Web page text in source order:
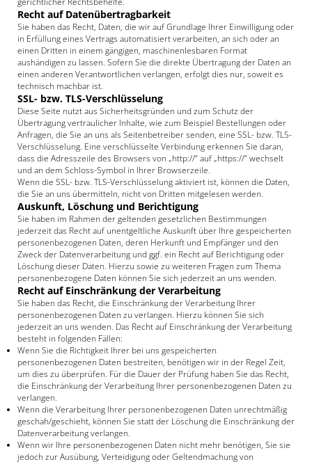
Recht auf Daten­übertrag­barkeit
Sie haben das Recht, Daten, die wir auf Grundlage Ihrer Einwilligung oder
in Erfüllung eines Vertrags automatisiert verarbeiten, an sich oder an
einen Dritten in einem gängigen, maschinenlesbaren Format
aushändigen zu lassen. Sofern Sie die direkte Übertragung der Daten an
einen anderen Verantwortlichen verlangen, erfolgt dies nur, soweit es
technisch machbar ist.
SSL- bzw. TLS-Verschlüsselung
Diese Seite nutzt aus Sicherheitsgründen und zum Schutz der
Übertragung vertraulicher Inhalte, wie zum Beispiel Bestellungen oder
Anfragen, die Sie an uns als Seitenbetreiber senden, eine SSL- bzw. TLS-
Verschlüsselung. Eine verschlüsselte Verbindung erkennen Sie daran,
dass die Adresszeile des Browsers von „http://“ auf „https://“ wechselt
und an dem Schloss-Symbol in Ihrer Browserzeile.
Wenn die SSL- bzw. TLS-Verschlüsselung aktiviert ist, können die Daten,
die Sie an uns übermitteln, nicht von Dritten mitgelesen werden.
Auskunft, Löschung und Berichtigung
Sie haben im Rahmen der geltenden gesetzlichen Bestimmungen
jederzeit das Recht auf unentgeltliche Auskunft über Ihre gespeicherten
personenbezogenen Daten, deren Herkunft und Empfänger und den
Zweck der Datenverarbeitung und ggf. ein Recht auf Berichtigung oder
Löschung dieser Daten. Hierzu sowie zu weiteren Fragen zum Thema
personenbezogene Daten können Sie sich jederzeit an uns wenden.
Recht auf Einschränkung der Verarbeitung
Sie haben das Recht, die Einschränkung der Verarbeitung Ihrer
personenbezogenen Daten zu verlangen. Hierzu können Sie sich
jederzeit an uns wenden. Das Recht auf Einschränkung der Verarbeitung
besteht in folgenden Fällen:
Wenn Sie die Richtigkeit Ihrer bei uns gespeicherten
personenbezogenen Daten bestreiten, benötigen wir in der Regel Zeit,
um dies zu überprüfen. Für die Dauer der Prüfung haben Sie das Recht,
die Einschränkung der Verarbeitung Ihrer personenbezogenen Daten zu
verlangen.
Wenn die Verarbeitung Ihrer personenbezogenen Daten unrechtmäßig
geschah/geschieht, können Sie statt der Löschung die Einschränkung der
Datenverarbeitung verlangen.
Wenn wir Ihre personenbezogenen Daten nicht mehr benötigen, Sie sie
jedoch zur Ausübung, Verteidigung oder Geltendmachung von